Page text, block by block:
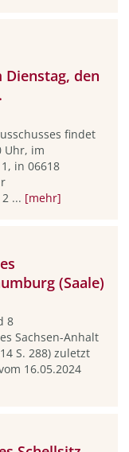
Dienstag, den
findet
Uhr, im
in 06618
... [mehr]
(Saale)
8
Sachsen-Anhalt
S. 288) zuletzt
16.05.2024